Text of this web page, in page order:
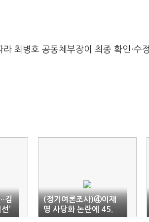
최병호 공동체부장이 최종 확인·수
김
’
(정기여론조사)④이재
명 사당화 논란에 45.
8% "아니다"…36.5%